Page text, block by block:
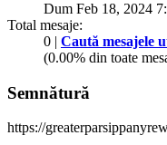
Dum Feb 18, 2024
Total mesaje:
0 | Caută mesajele
(0.00% din toate
Semnătură
https://